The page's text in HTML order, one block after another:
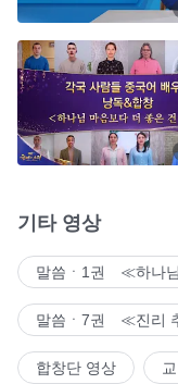
기타 영상
말씀ㆍ1권 ≪하나
말씀ㆍ7권 ≪진리
합창단 영상